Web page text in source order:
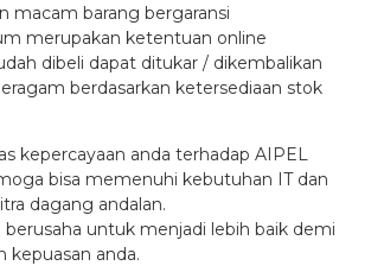
macam barang bergaransi
merupakan ketentuan online
dibeli dapat ditukar / dikembalikan
berdasarkan ketersediaan stok
kepercayaan anda terhadap AIPEL
bisa memenuhi kebutuhan IT dan
dagang andalan.
berusaha untuk menjadi lebih baik demi
kepuasan anda.